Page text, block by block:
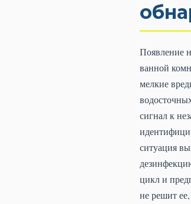
Появление
ванной
мелкие
сигнал к
ситуация
цикл и
не решит